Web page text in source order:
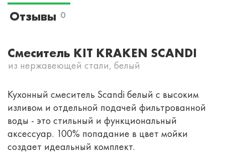
Отзывы 0
Смеситель KIT KRAKEN SCANDI
из нержавеющей стали, белый
Кухонный смеситель Scandi белый с высоким
изливом и отдельной подачей фильтрованной
воды - это стильный и функциональный
аксессуар. 100% попадание в цвет мойки
создает идеальный комплект.